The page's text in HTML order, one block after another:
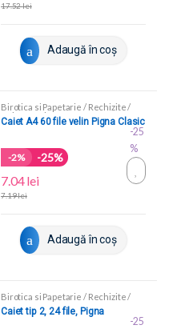
17.52lei
Adaugă în coș
Birotica si Papetarie / Rechizite/
Caiete scolare
Caiet A4 60 file velin Pigna Clasic
-2% -25%
7.04lei
7.19lei
Adaugă în coș
-25
%
Birotica si Papetarie / Rechizite/
Caiete scolare
Caiet tip 2, 24 file, Pigna
-25